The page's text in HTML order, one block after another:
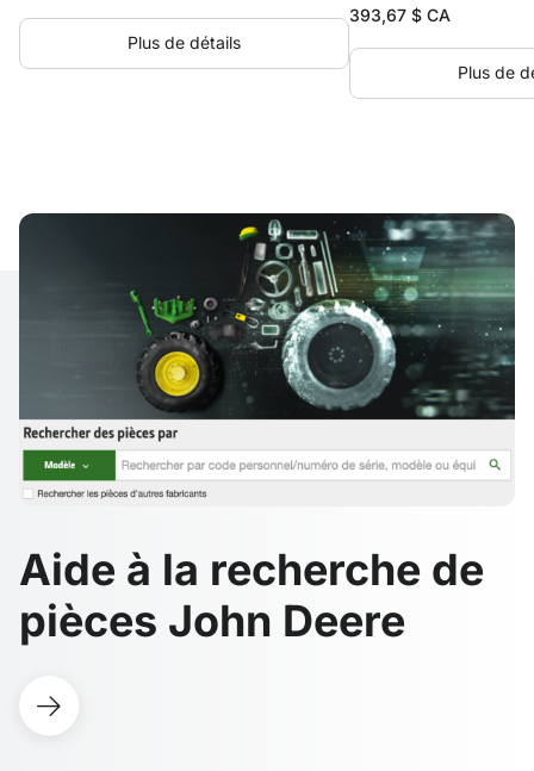
Plus de détails
393,67$ CA
Plus de
Aide à la recherche de
pièces John Deere